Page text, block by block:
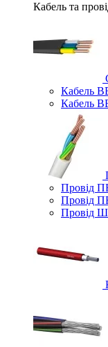
Кабель та
Кабель
Кабель
Провід
Провід
Провід